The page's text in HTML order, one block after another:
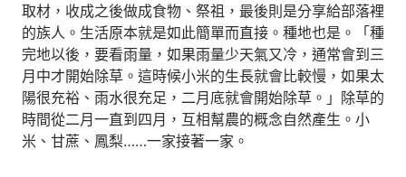
取材，收成之後做成食物、祭祖，最後則是分享給部落裡
的族人。生活原本就是如此簡單而直接。種地也是。「種
完地以後，要看雨量，如果雨量少天氣又冷，通常會到三
月中才開始除草。這時候小米的生長就會比較慢，如果太
陽很充裕、雨水很充足，二月底就會開始除草。」除草的
時間從二月一直到四月，互相幫農的概念自然產生。小
米、甘蔗、鳳梨……一家接著一家。